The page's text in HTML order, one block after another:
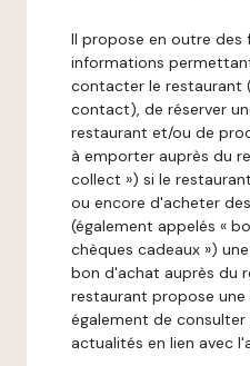
Il propose en outre
informations
contacter le restaurant
contact), de réserver
restaurant et/ou de
à emporter auprès du
collect ») si le
ou encore d'acheter
(également appelés «
chèques cadeaux »)
bon d'achat auprès du
restaurant propose une
également de
actualités en lien avec